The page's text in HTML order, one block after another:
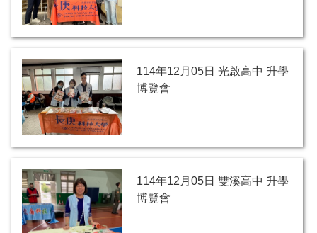
114年12月05日 光啟高中 升學
博覽會
114年12月05日 雙溪高中 升學
博覽會